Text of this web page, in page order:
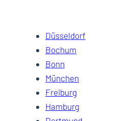
Düsseldorf
Bochum
Bonn
München
Freiburg
Hamburg